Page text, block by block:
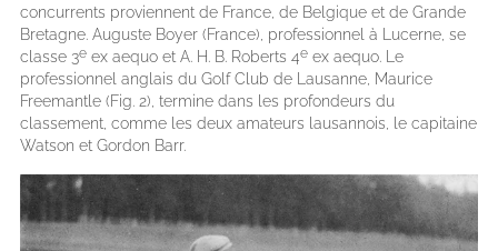
concurrents proviennent de France, de Belgique et de Grande
Bretagne. Auguste Boyer (France), professionnel à Lucerne, se
classe 3e ex aequo et A. H. B. Roberts 4e ex aequo. Le
professionnel anglais du Golf Club de Lausanne, Maurice
Freemantle (Fig. 2), termine dans les profondeurs du
classement, comme les deux amateurs lausannois, le capitaine
Watson et Gordon Barr.